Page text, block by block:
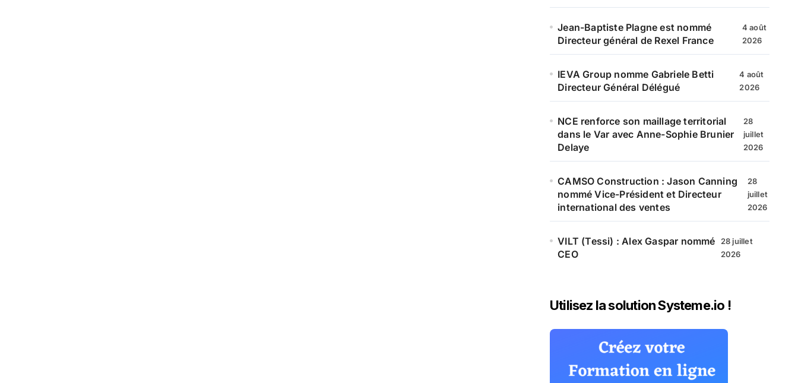
Jean-Baptiste Plagne est nommé
Directeur général de Rexel France
4 août
2026
IEVA Group nomme Gabriele Betti
Directeur Général Délégué
4 août
2026
NCE renforce son maillage territorial
dans le Var avec Anne-Sophie Brunier
Delaye
28
juillet
2026
CAMSO Construction : Jason Canning
nommé Vice-Président et Directeur
international des ventes
28
juillet
2026
VILT (Tessi) : Alex Gaspar nommé
CEO
28 juillet
2026
Utilisez la solution Systeme.io !